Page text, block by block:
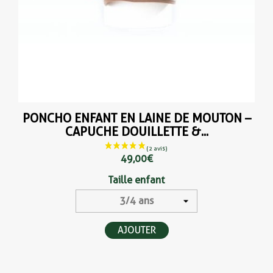
PONCHO ENFANT EN LAINE DE MOUTON –
CAPUCHE DOUILLETTE &...
49,00 €
Taille enfant
AJOUTER